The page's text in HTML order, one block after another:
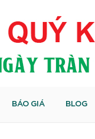
BÁO GIÁ BLOG